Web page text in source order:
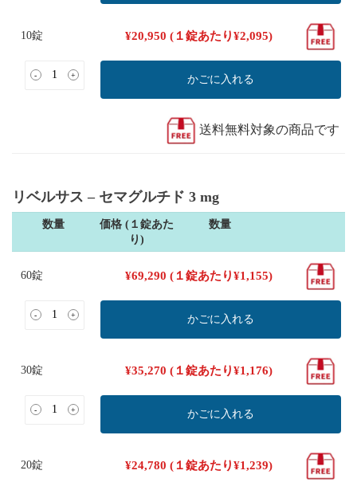
10錠 ¥20,950 (１錠あたり¥2,095)
- + かごに入れる
送料無料対象の商品です
リベルサス – セマグルチド 3 mg
数量
価格 (１錠あた
り)
数量
60錠 ¥69,290 (１錠あたり¥1,155)
- + かごに入れる
30錠 ¥35,270 (１錠あたり¥1,176)
- + かごに入れる
20錠 ¥24,780 (１錠あたり¥1,239)